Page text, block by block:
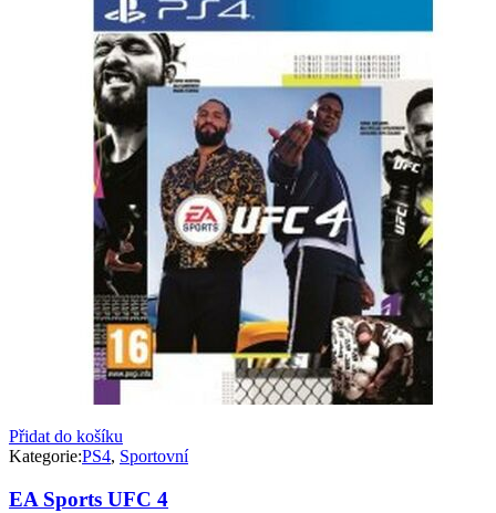
Přidat do košíku
Kategorie:PS4, Sportovní
EA Sports UFC 4